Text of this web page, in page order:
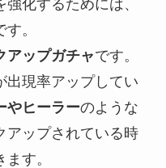
化するためには、
。
アップガチャです。
出現率アップしてい
やヒーラーのような
アップされている時
す。